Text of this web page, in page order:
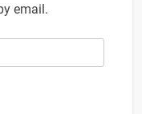
email.